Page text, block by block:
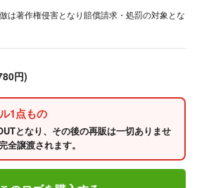
は著作権侵害となり賠償請求・処罰の対象とな
円)
1点もの
となり、その後の再販は一切ありませ
全譲渡されます。